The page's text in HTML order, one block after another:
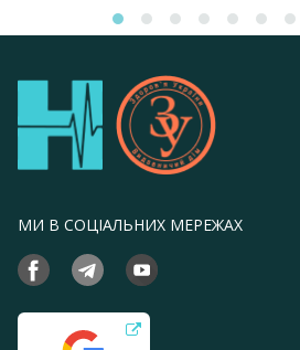
МИ В СОЦІАЛЬНИХ МЕРЕЖАХ